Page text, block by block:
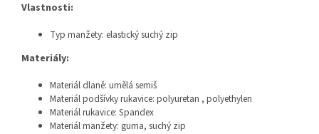
Vlastnosti:
Typ manžety: elastický suchý zip
Materiály:
Materiál dlaně: umělá semiš
Materiál podšívky rukavice: polyuretan , polyethylen
Materiál rukavice: Spandex
Materiál manžety: guma, suchý zip